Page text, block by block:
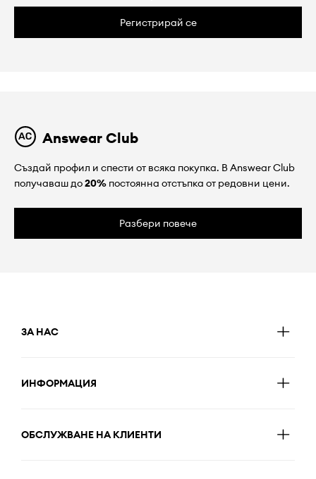
Регистрирай се
Answear Club
Създай профил и спести от всяка покупка. В Answear Club
получаваш до20% постоянна отстъпка от редовни цени.
Разбери повече
ЗА НАС
ИНФОРМАЦИЯ
ОБСЛУЖВАНЕ НА КЛИЕНТИ